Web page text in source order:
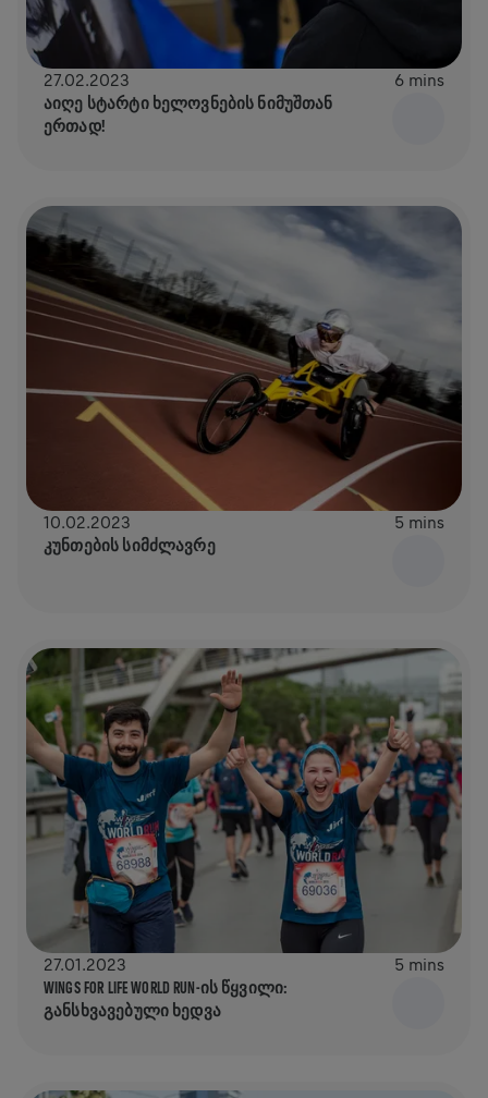
27.02.2023 6 mins
ᲐᲘᲦᲔ ᲡᲢᲐᲠᲢᲘ ᲮᲔᲚᲝᲕᲜᲔᲑᲘᲡ ᲜᲘᲛᲣᲨᲗᲐᲜ
ᲔᲠᲗᲐᲓ!
10.02.2023 5 mins
ᲙᲣᲜᲗᲔᲑᲘᲡ ᲡᲘᲛᲫᲚᲐᲕᲠᲔ
27.01.2023 5 mins
WINGS FOR LIFE WORLD RUN-ᲘᲡ ᲬᲧᲕᲘᲚᲘ:
ᲒᲐᲜᲡᲮᲕᲐᲕᲔᲑᲣᲚᲘ ᲮᲔᲓᲕᲐ